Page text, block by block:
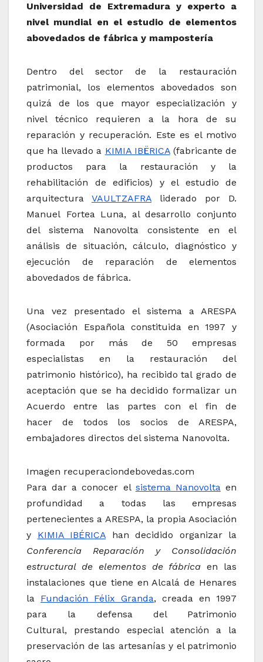
Universidad de Extremadura y experto a
nivel mundial en el estudio de elementos
abovedados de fábrica y mampostería
Dentro del sector de la restauración
patrimonial, los elementos abovedados son
quizá de los que mayor especialización y
nivel técnico requieren a la hora de su
reparación y recuperación. Este es el motivo
que ha llevado a KIMIA IBËRICA(fabricante de
productos para la restauración y la
rehabilitación de edificios) y el estudio de
arquitectura VAULTZAFRA liderado por D.
Manuel Fortea Luna, al desarrollo conjunto
del sistema Nanovolta consistente en el
análisis de situación, cálculo, diagnóstico y
ejecución de reparación de elementos
abovedados de fábrica.
Una vez presentado el sistema a ARESPA
(Asociación Española constituida en 1997 y
formada por más de 50 empresas
especialistas en la restauración del
patrimonio histórico), ha recibido tal grado de
aceptación que se ha decidido formalizar un
Acuerdo entre las partes con el fin de
hacer de todos los socios de ARESPA,
embajadores directos del sistema Nanovolta.
Imagen recuperaciondebovedas.com
Para dar a conocer el sistema Nanovoltaen
profundidad a todas las empresas
pertenecientes a ARESPA, la propia Asociación
y KIMIA IBÉRICA han decidido organizar la
Conferencia Reparación y Consolidación
estructural de elementos de fábrica en las
instalaciones que tiene en Alcalá de Henares
la Fundación Félix Granda, creada en 1997
para la defensa del Patrimonio
Cultural, prestando especial atención a la
preservación de las artesanías y el patrimonio